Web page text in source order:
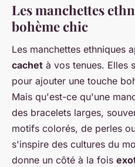
Les manchettes
bohème chic
Les manchettes ethniques
cachet à vos tenues. Elles
pour ajouter une touche
Mais qu'est-ce qu'une
des bracelets larges,
motifs colorés, de perles
s'inspire des cultures du
donne un côté à la fois